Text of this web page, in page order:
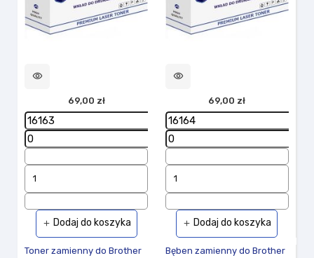
visibility
69,00 zł
add Dodaj do koszyka
visibility
69,00 zł
add Dodaj do koszyka
Toner zamienny do Brother
Bęben zamienny do Brother